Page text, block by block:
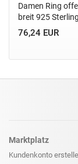
Damen Ring
breit 925
76,24 EUR
Marktplatz
Kundenkonto